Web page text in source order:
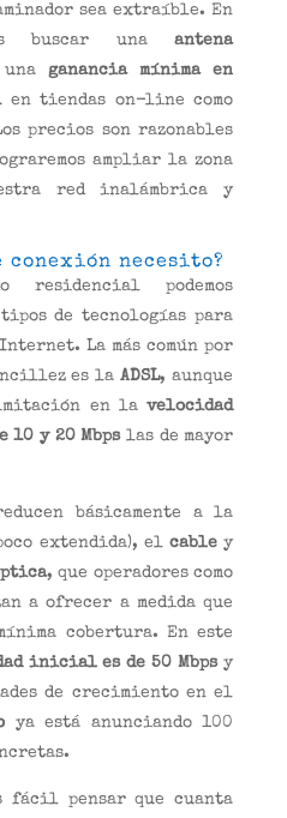
sea extraíble. En
buscar unaantena
ganancia mínima en
en tiendas on-line como
precios son razonables
ampliar la zona
red inalámbrica y
conexión necesito?
residencial podemos
de tecnologías para
La más común por
es laADSL, aunque
en lavelocidad
10 y 20 Mbpslas de mayor
básicamente a la
extendida), el cable y
, que operadores como
a ofrecer a medida que
cobertura. En este
inicial es de 50 Mbpsy
de crecimiento en el
ya está anunciando 100
fácil pensar que cuanta